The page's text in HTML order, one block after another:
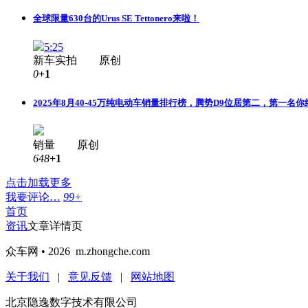
全球限量630台的Urus SE Tettonero来啦！
5:25
新车实拍 原创
0+1
2025年8月40-45万纯电动车销量排行榜，腾势D9位居第二，第一名你
销量 原创
648+1
点击加载更多
我要评论… 99+
首页
资讯文章详情页
众车网 • 2026 m.zhongche.com
关于我们 | 意见反馈 | 网站地图
北京隐逸数字技术有限公司